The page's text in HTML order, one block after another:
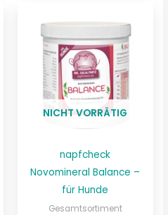
NICHT VORRÄTIG
napfcheck
Novomineral Balance –
für Hunde
Gesamtsortiment